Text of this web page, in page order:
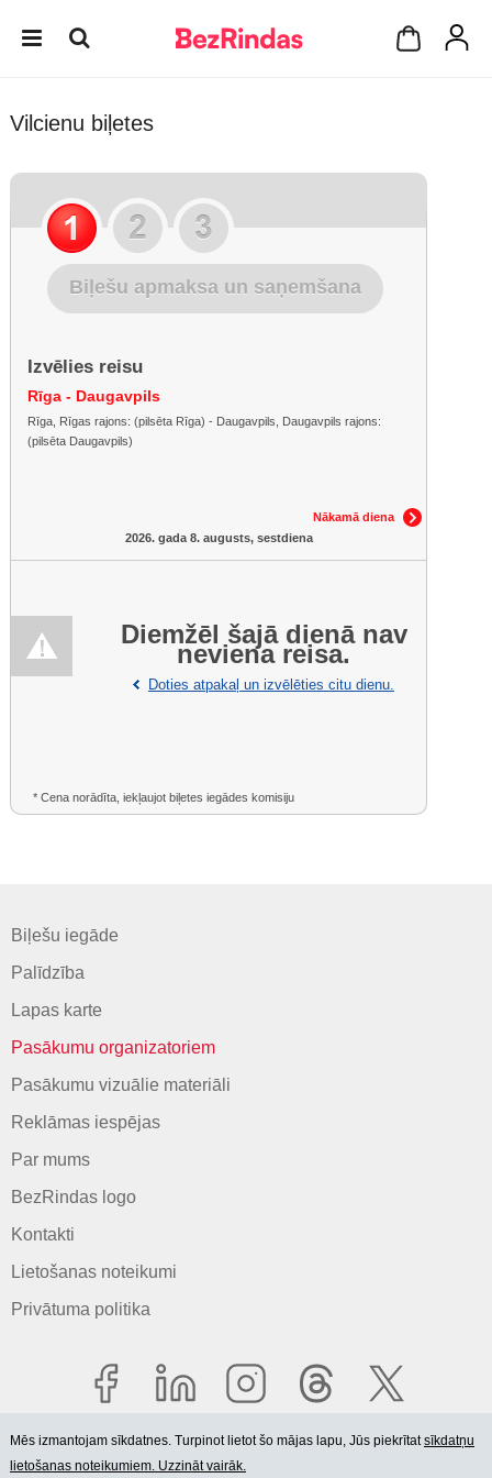
Vilcienu biļetes
Biļešu apmaksa un saņemšana
Izvēlies reisu
Rīga - Daugavpils
Rīga, Rīgas rajons: (pilsēta Rīga) - Daugavpils, Daugavpils rajons:
(pilsēta Daugavpils)
Nākamā diena
2026. gada 8. augusts, sestdiena
Diemžēl šajā dienā nav
neviena reisa.
Doties atpakaļ un izvēlēties citu dienu.
* Cena norādīta, iekļaujot biļetes iegādes komisiju
Biļešu iegāde
Palīdzība
Lapas karte
Pasākumu organizatoriem
Pasākumu vizuālie materiāli
Reklāmas iespējas
Par mums
BezRindas logo
Kontakti
Lietošanas noteikumi
Privātuma politika
Mēs izmantojam sīkdatnes. Turpinot lietot šo mājas lapu, Jūs piekrītatsīkdatņu
lietošanas noteikumiem. Uzzināt vairāk.